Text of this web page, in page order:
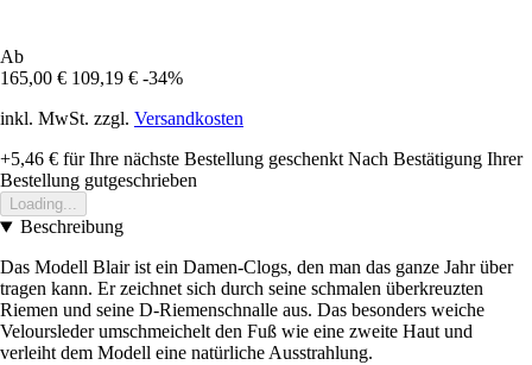
Ab
165,00 € 109,19 € -34%
inkl. MwSt. zzgl. Versandkosten
+5,46 € für Ihre nächste Bestellung geschenkt Nach Bestätigung Ihrer
Bestellung gutgeschrieben
Loading...
Beschreibung
Das Modell Blair ist ein Damen-Clogs, den man das ganze Jahr über
tragen kann. Er zeichnet sich durch seine schmalen überkreuzten
Riemen und seine D-Riemenschnalle aus. Das besonders weiche
Veloursleder umschmeichelt den Fuß wie eine zweite Haut und
verleiht dem Modell eine natürliche Ausstrahlung.